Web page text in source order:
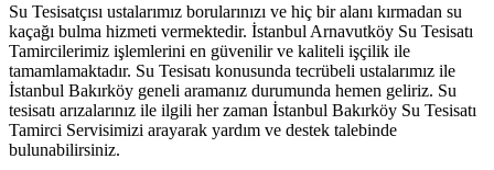
Su Tesisatçısı ustalarımız borularınızı ve hiç bir alanı kırmadan su
kaçağı bulma hizmeti vermektedir. İstanbul Arnavutköy Su Tesisatı
Tamircilerimiz işlemlerini en güvenilir ve kaliteli işçilik ile
tamamlamaktadır. Su Tesisatı konusunda tecrübeli ustalarımız ile
İstanbul Bakırköy geneli aramanız durumunda hemen geliriz. Su
tesisatı arızalarınız ile ilgili her zaman İstanbul Bakırköy Su Tesisatı
Tamirci Servisimizi arayarak yardım ve destek talebinde
bulunabilirsiniz.